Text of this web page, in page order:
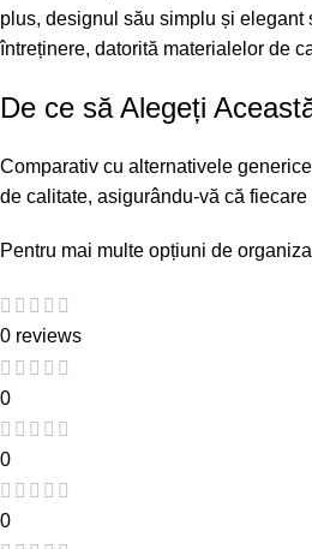
plus, designul său simplu și elegant
întreținere, datorită materialelor de
De ce să Alegeți
Comparativ cu alternativele
de calitate, asigurându-vă că
Pentru mai multe opțiuni de
0 reviews
0
0
0